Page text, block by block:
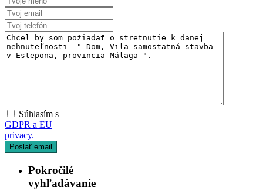
Súhlasím s
GDPR a EU
privacy.
Pokročilé
vyhľadávanie